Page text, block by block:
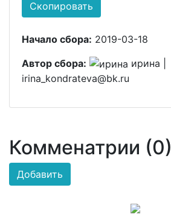
Скопировать
Начало сбора: 2019-03-18
Автор сбора:
ирина |
irina_kondrateva@bk.ru
Комменатрии (0)
Добавить